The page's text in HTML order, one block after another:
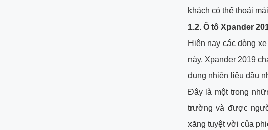
khách có thể thoải
1.2. Ô tô Xpander
Hiện nay các dòng
này, Xpander 2019
dụng nhiên liệu dầu
Đây là một trong
trường và được
xăng tuyệt vời của